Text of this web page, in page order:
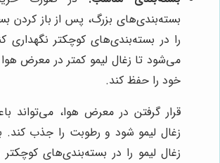
بسته‌بندی‌های بزرگ، پس از باز کردن
را در بسته‌بندی‌های کوچکتر نگهداری
می‌شود تا زغال لیمو کمتر در معرض هوا
خود را حفظ کند.
قرار گرفتن در معرض هوا، می‌تواند
زغال لیمو شود و رطوبت را جذب کند.
زغال لیمو را در بسته‌بندی‌های